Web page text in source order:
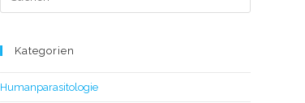
Kategorien
Humanparasitologie